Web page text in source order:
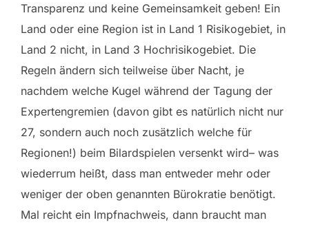
Transparenz und keine Gemeinsamkeit geben! Ein
Land oder eine Region ist in Land 1 Risikogebiet, in
Land 2 nicht, in Land 3 Hochrisikogebiet. Die
Regeln ändern sich teilweise über Nacht, je
nachdem welche Kugel während der Tagung der
Expertengremien (davon gibt es natürlich nicht nur
27, sondern auch noch zusätzlich welche für
Regionen!) beim Bilardspielen versenkt wird– was
wiederrum heißt, dass man entweder mehr oder
weniger der oben genannten Bürokratie benötigt.
Mal reicht ein Impfnachweis, dann braucht man